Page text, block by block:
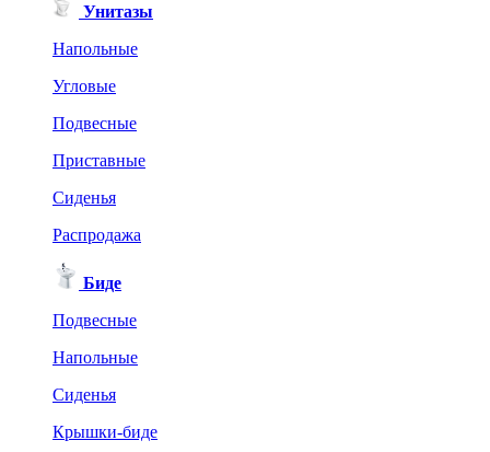
Унитазы
Напольные
Угловые
Подвесные
Приставные
Сиденья
Распродажа
Биде
Подвесные
Напольные
Сиденья
Крышки-биде